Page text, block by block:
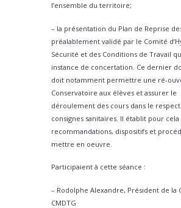
l’ensemble du territoire;
– la présentation du Plan de Reprise
préalablement validé par le Comité
Sécurité et des Conditions de Travail
instance de concertation. Ce dernier
doit notamment permettre une ré-
Conservatoire aux élèves et assurer le
déroulement des cours dans le
consignes sanitaires. Il établit pour cela
recommandations, dispositifs et
mettre en oeuvre.
Participaient à cette séance :
– Rodolphe Alexandre, Président de la
CMDTG